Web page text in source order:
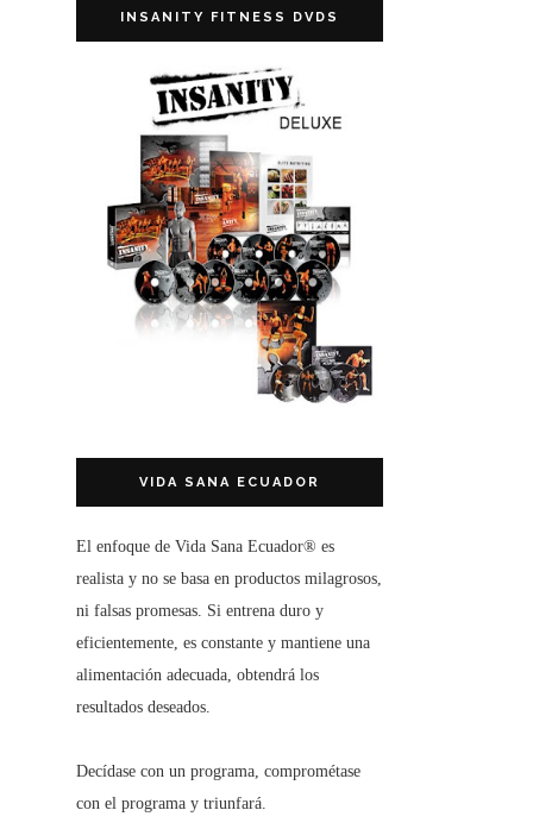
INSANITY FITNESS DVDS
VIDA SANA ECUADOR
El enfoque de Vida Sana Ecuador® es
realista y no se basa en productos milagrosos,
ni falsas promesas. Si entrena duro y
eficientemente, es constante y mantiene una
alimentación adecuada, obtendrá los
resultados deseados.
Decídase con un programa, comprométase
con el programa y triunfará.